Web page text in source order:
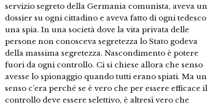
servizio segreto della Germania comunista, aveva un
dossier su ogni cittadino e aveva fatto di ogni tedesco
una spia. In una società dove la vita privata delle
persone non conosceva segretezza lo Stato godeva
della massima segretezza. Nascondimento è potere
fuori da ogni controllo. Ci si chiese allora che senso
avesse lo spionaggio quando tutti erano spiati. Ma un
senso c’era perché se è vero che per essere efficace il
controllo deve essere selettivo, è altresì vero che